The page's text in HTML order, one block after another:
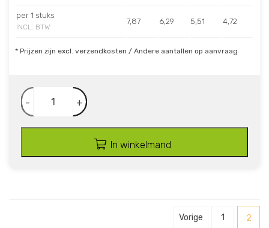
per 1 stuks
INCL. BTW
7,87 6,29 5,51 4,72
* Prijzen zijn excl. verzendkosten / Andere aantallen op aanvraag
- +
In winkelmand
Vorige 1 2